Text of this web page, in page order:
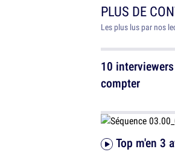
PLUS DE
Les plus lus par nos
10
compter
Top m'en 3